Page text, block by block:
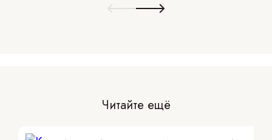
Читайте ещё